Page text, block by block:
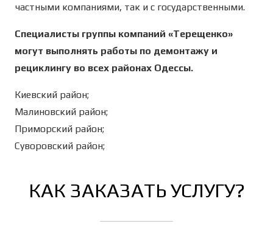
частными компаниями, так и с государственными.
Специалисты группы компаний «Терещенко»
могут выполнять работы по демонтажу и
рециклингу во всех районах Одессы.
Киевский район;
Малиновский район;
Приморский район;
Суворовский район;
КАК ЗАКАЗАТЬ УСЛУГУ?